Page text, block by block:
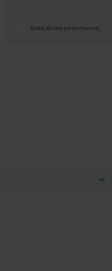
Dodaj do listy porównawczej